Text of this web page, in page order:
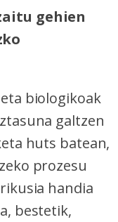
gehien
biologikoak
galtzen
huts batean,
prozesu
handia
bestetik,